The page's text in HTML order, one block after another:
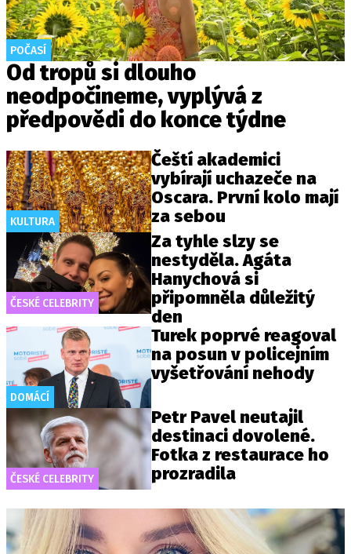
POČASÍ
Od tropů si dlouho
neodpočineme, vyplývá z
předpovědi do konce týdne
KULTURA
Čeští akademici
vybírají uchazeče na
Oscara. První kolo mají
za sebou
ČESKÉ CELEBRITY
Za tyhle slzy se
nestyděla. Agáta
Hanychová si
připomněla důležitý
den
DOMÁCÍ
Turek poprvé reagoval
na posun v policejním
vyšetřování nehody
ČESKÉ CELEBRITY
Petr Pavel neutajil
destinaci dovolené.
Fotka z restaurace ho
prozradila